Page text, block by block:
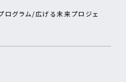
ログラム/広げる未来プロジェ